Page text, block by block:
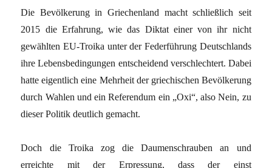
Die Bevölkerung in Griechenland macht schließlich seit
2015 die Erfahrung, wie das Diktat einer von ihr nicht
gewählten EU-Troika unter der Federführung Deutschlands
ihre Lebensbedingungen entscheidend verschlechtert. Dabei
hatte eigentlich eine Mehrheit der griechischen Bevölkerung
durch Wahlen und ein Referendum ein „Oxi“, also Nein, zu
dieser Politik deutlich gemacht.
Doch die Troika zog die Daumenschrauben an und
erreichte mit der Erpressung, dass der einst